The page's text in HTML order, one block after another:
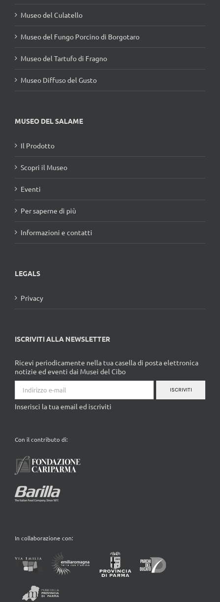
Museo del Culatello
Museo del Fungo Porcino di Borgotaro
Museo del Tartufo di Fragno
Museo Diffuso del Gusto
MUSEO DEL SALAME
Il Prodotto
Scopri il Museo
Eventi
Per saperne di più
Informazioni e contatti
LEGALS
Privacy
ISCRIVITI ALLA NEWSLETTER
Ricevi periodicamente nella tua casella di posta elettronica
notizie ed eventi dai Musei del Cibo
ISCRIVITI
Inserisci la tua email ed iscriviti
Con il contributo di:
In collaborazione con: